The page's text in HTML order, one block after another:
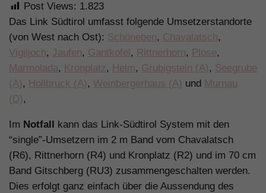
Post Views: 1.823
Das Link Südtirol umfasst folgende Umsetzerstandorte
(von West nach Ost): Schöneben, Chavalatsch,
Vigiljoch, Jaufen, Gantkofel , Rittnerhorn, Plose,
Marmolada, Kronplatz, Helm, Grubigstein (A), Seegrube
(A), Hollbruck (A), Weinbergerhaus (A) und Murnau
(D),
Im Notfall kann das Link-Südtirol System mit den
“single”-Umsetzern im 2 m Band vom Chavalatsch
(R6), Rittnerhorn (R4) und Kronplatz (R2) und im 70 cm
Band Gitschberg (RU3) zusammengeschalten werden.
Dies erfolgt ganz einfach über die Aussendung des